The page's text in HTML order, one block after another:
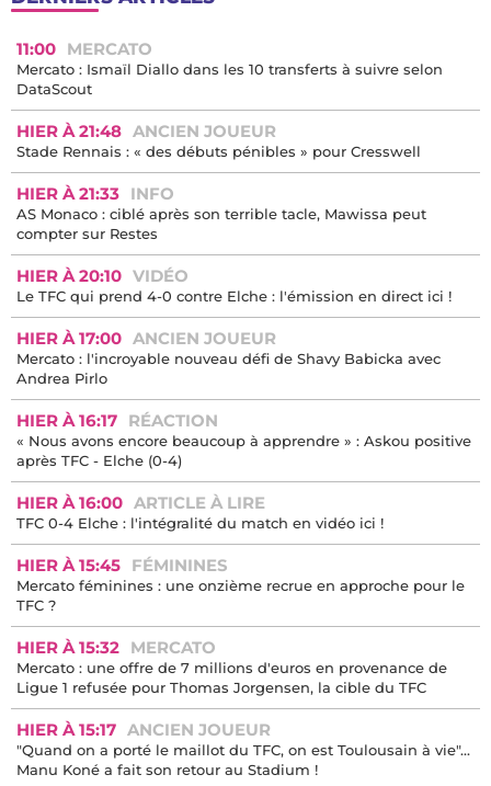
11:00 MERCATO
Mercato : Ismaïl Diallo dans les 10 transferts à suivre selon
DataScout
HIER À 21:48 ANCIEN JOUEUR
Stade Rennais : « des débuts pénibles » pour Cresswell
HIER À 21:33 INFO
AS Monaco : ciblé après son terrible tacle, Mawissa peut
compter sur Restes
HIER À 20:10 VIDÉO
Le TFC qui prend 4-0 contre Elche : l'émission en direct ici !
HIER À 17:00 ANCIEN JOUEUR
Mercato : l'incroyable nouveau défi de Shavy Babicka avec
Andrea Pirlo
HIER À 16:17 RÉACTION
« Nous avons encore beaucoup à apprendre » : Askou positive
après TFC - Elche (0-4)
HIER À 16:00 ARTICLE À LIRE
TFC 0-4 Elche : l'intégralité du match en vidéo ici !
HIER À 15:45 FÉMININES
Mercato féminines : une onzième recrue en approche pour le
TFC ?
HIER À 15:32 MERCATO
Mercato : une offre de 7 millions d'euros en provenance de
Ligue 1 refusée pour Thomas Jorgensen, la cible du TFC
HIER À 15:17 ANCIEN JOUEUR
"Quand on a porté le maillot du TFC, on est Toulousain à vie"...
Manu Koné a fait son retour au Stadium !